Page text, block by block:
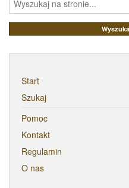
Start
Szukaj
Pomoc
Kontakt
Regulamin
O nas